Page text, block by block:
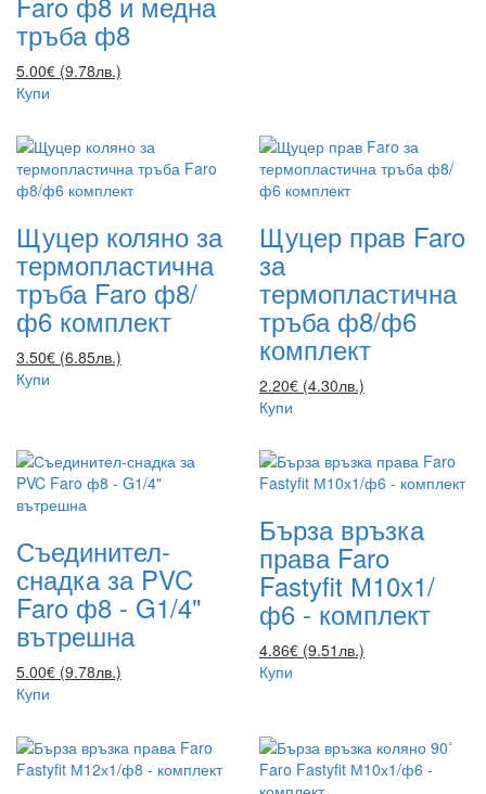
тръба ф8
5.00€ (9.78лв.)
Купи
Щуцер коляно за
термопластична
тръба Faro ф8/
ф6 комплект
3.50€ (6.85лв.)
Купи
Щуцер прав Faro
за
термопластична
тръба ф8/ф6
комплект
2.20€ (4.30лв.)
Купи
Съединител-
снадка за PVC
Faro ф8 - G1/4"
вътрешна
5.00€ (9.78лв.)
Купи
Бърза връзка
права Faro
Fastyfit М10х1/
ф6 - комплект
4.86€ (9.51лв.)
Купи